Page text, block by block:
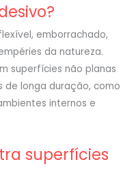
emborrachado,
da natureza.
superfícies não planas
de longa duração, como
internos e
superfícies